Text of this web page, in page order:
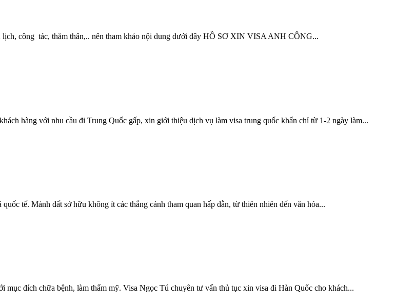
công tác, thăm thân,.. nên tham khảo nội dung dưới đây HỒ SƠ XIN VISA ANH CÔNG...
hàng với nhu cầu đi Trung Quốc gấp, xin giới thiệu dịch vụ làm visa trung quốc khẩn chỉ từ 1-2 ngày làm...
tế. Mảnh đất sở hữu không ít các thắng cảnh tham quan hấp dẫn, từ thiên nhiên đến văn hóa...
đích chữa bệnh, làm thẩm mỹ. Visa Ngọc Tú chuyên tư vấn thủ tục xin visa đi Hàn Quốc cho khách...